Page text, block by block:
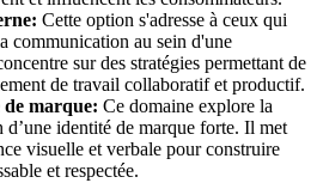
Cette option s'adresse à ceux qui
communication au sein d'une
sur des stratégies permettant de
de travail collaboratif et productif.
marque: Ce domaine explore la
d’une identité de marque forte. Il met
visuelle et verbale pour construire
et respectée.